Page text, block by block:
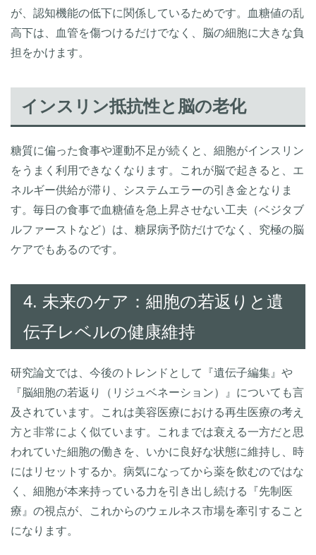
が、認知機能の低下に関係しているためです。血糖値の乱
高下は、血管を傷つけるだけでなく、脳の細胞に大きな負
担をかけます。
インスリン抵抗性と脳の老化
糖質に偏った食事や運動不足が続くと、細胞がインスリン
をうまく利用できなくなります。これが脳で起きると、エ
ネルギー供給が滞り、システムエラーの引き金となりま
す。毎日の食事で血糖値を急上昇させない工夫（ベジタブ
ルファーストなど）は、糖尿病予防だけでなく、究極の脳
ケアでもあるのです。
4. 未来のケア：細胞の若返りと遺
伝子レベルの健康維持
研究論文では、今後のトレンドとして『遺伝子編集』や
『脳細胞の若返り（リジュベネーション）』についても言
及されています。これは美容医療における再生医療の考え
方と非常によく似ています。これまでは衰える一方だと思
われていた細胞の働きを、いかに良好な状態に維持し、時
にはリセットするか。病気になってから薬を飲むのではな
く、細胞が本来持っている力を引き出し続ける『先制医
療』の視点が、これからのウェルネス市場を牽引すること
になります。